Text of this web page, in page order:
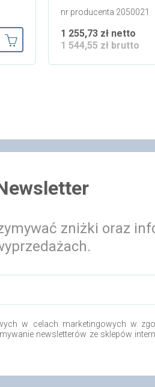
nr producenta 2050021
1 255,73 zł netto
1 544,55 zł brutto
zniżki oraz
w celach marketingowych w
newsletterów ze sklepów